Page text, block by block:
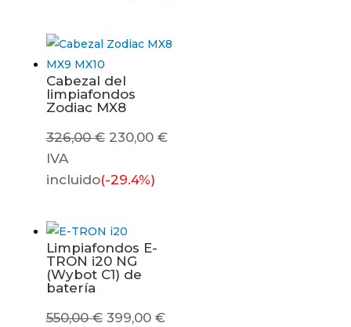
870,00 €.599,00 €.
Cabezal del
limpiafondos
Zodiac MX8
326,00€ El
original
230,00 €El
IVA
incluido(-29.4%)
Limpiafondos E-
TRON i20 NG
(Wybot C1) de
batería
550,00€ El
399,00 €El